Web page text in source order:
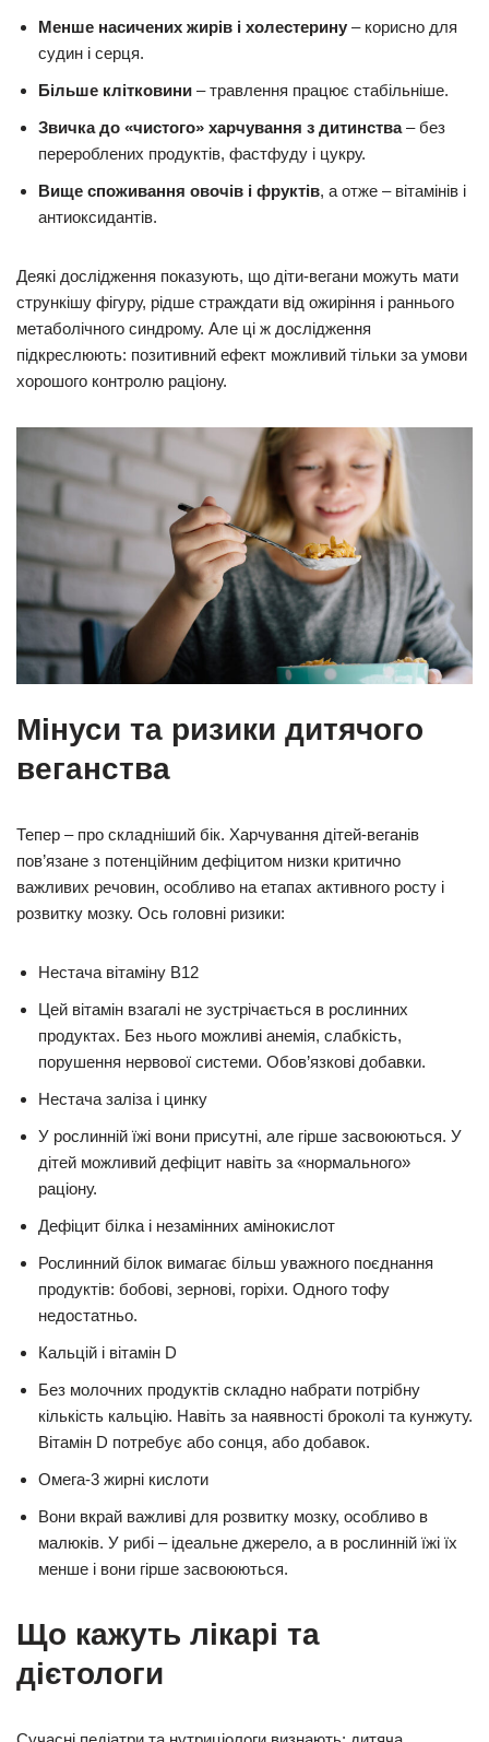
Менше насичених жирів і холестерину – корисно для
судин і серця.
Більше клітковини – травлення працює стабільніше.
Звичка до «чистого» харчування з дитинства– без
перероблених продуктів, фастфуду і цукру.
Вище споживання овочів і фруктів, а отже – вітамінів і
антиоксидантів.
Деякі дослідження показують, що діти-вегани можуть мати
стрункішу фігуру, рідше страждати від ожиріння і раннього
метаболічного синдрому. Але ці ж дослідження
підкреслюють: позитивний ефект можливий тільки за умови
хорошого контролю раціону.
Мінуси та ризики дитячого
веганства
Тепер – про складніший бік. Харчування дітей-веганів
пов’язане з потенційним дефіцитом низки критично
важливих речовин, особливо на етапах активного росту і
розвитку мозку. Ось головні ризики:
Нестача вітаміну B12
Цей вітамін взагалі не зустрічається в рослинних
продуктах. Без нього можливі анемія, слабкість,
порушення нервової системи. Обов’язкові добавки.
Нестача заліза і цинку
У рослинній їжі вони присутні, але гірше засвоюються. У
дітей можливий дефіцит навіть за «нормального»
раціону.
Дефіцит білка і незамінних амінокислот
Рослинний білок вимагає більш уважного поєднання
продуктів: бобові, зернові, горіхи. Одного тофу
недостатньо.
Кальцій і вітамін D
Без молочних продуктів складно набрати потрібну
кількість кальцію. Навіть за наявності броколі та кунжуту.
Вітамін D потребує або сонця, або добавок.
Омега-3 жирні кислоти
Вони вкрай важливі для розвитку мозку, особливо в
малюків. У рибі – ідеальне джерело, а в рослинній їжі їх
менше і вони гірше засвоюються.
Що кажуть лікарі та
дієтологи